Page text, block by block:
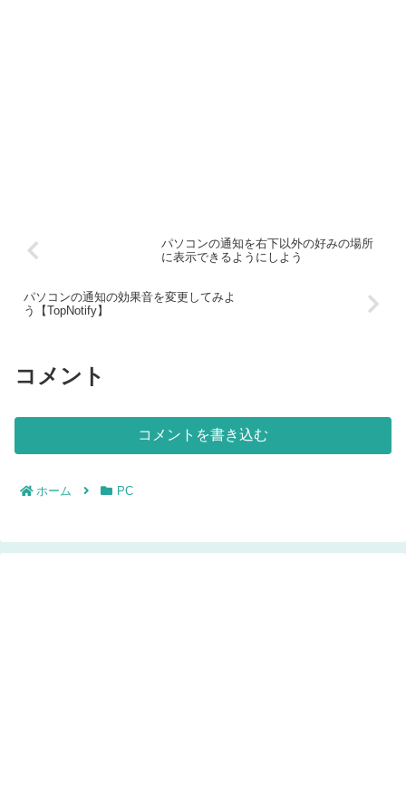
パソコンの通知を右下以外の好みの場所
に表示できるようにしよう
パソコンの通知の効果音を変更してみよ
う【TopNotify】
コメント
コメントを書き込む
ホーム PC